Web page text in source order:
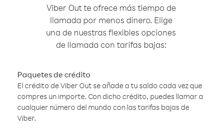
Viber Out te ofrece más tiempo de
llamada por menos dinero. Elige
una de nuestras flexibles opciones
de llamada con tarifas bajas:
Paquetes de crédito
El crédito de Viber Out se añade a tu saldo cada vez que
compres un importe. Con dicho crédito, puedes llamar a
cualquier número del mundo con las tarifas bajas de
Viber.